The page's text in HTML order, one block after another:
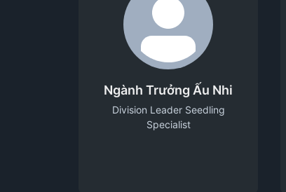
Ngành Trưởng Ấu Nhi
Division Leader Seedling
Specialist